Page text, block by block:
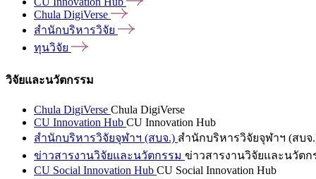
Chula DigiVerse
สำนักบริหารวิจัย
ทุนวิจัย
วิจัยและนวัตกรรม
Chula DigiVerse Chula DigiVerse
CU Innovation Hub CU Innovation Hub
สำนักบริหารวิจัยจุฬาฯ (สบจ.) สำนักบริหารวิจัยจุฬาฯ (สบจ
ข่าวสารงานวิจัยและนวัตกรรม ข่าวสารงานวิจัยและนวัตก
CU Social Innovation Hub CU Social Innovation Hub